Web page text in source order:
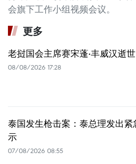
会旗下工作小组视频会议。
更多
老挝国会主席赛宋蓬·丰威汉逝世
08/08/2026 17:28
泰国发生枪击案：泰总理发出紧
示
07/08/2026 08:55